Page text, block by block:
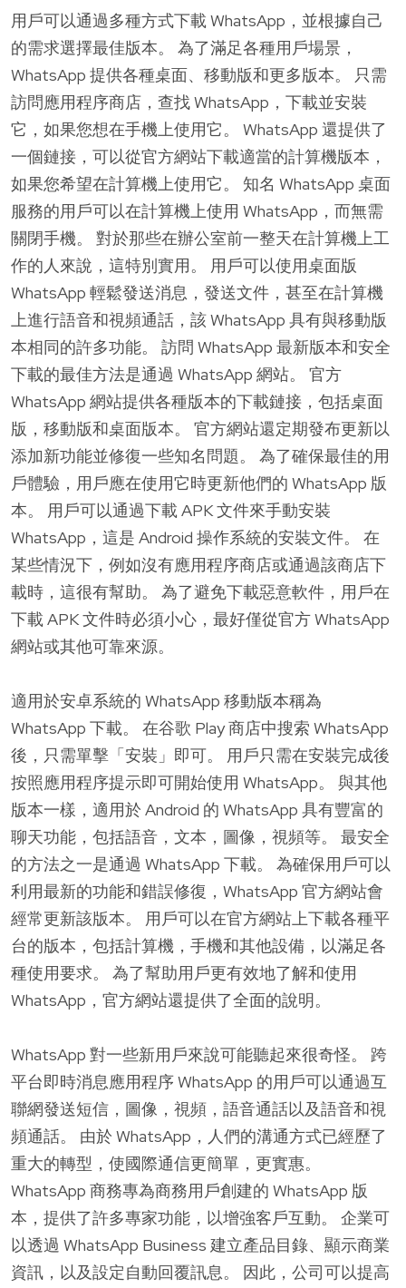
用戶可以通過多種方式下載 WhatsApp，並根據自己
的需求選擇最佳版本。 為了滿足各種用戶場景，
WhatsApp 提供各種桌面、移動版和更多版本。 只需
訪問應用程序商店，查找 WhatsApp，下載並安裝
它，如果您想在手機上使用它。 WhatsApp 還提供了
一個鏈接，可以從官方網站下載適當的計算機版本，
如果您希望在計算機上使用它。 知名 WhatsApp 桌面
服務的用戶可以在計算機上使用 WhatsApp，而無需
關閉手機。 對於那些在辦公室前一整天在計算機上工
作的人來說，這特別實用。 用戶可以使用桌面版
WhatsApp 輕鬆發送消息，發送文件，甚至在計算機
上進行語音和視頻通話，該 WhatsApp 具有與移動版
本相同的許多功能。 訪問 WhatsApp 最新版本和安全
下載的最佳方法是通過 WhatsApp 網站。 官方
WhatsApp 網站提供各種版本的下載鏈接，包括桌面
版，移動版和桌面版本。 官方網站還定期發布更新以
添加新功能並修復一些知名問題。 為了確保最佳的用
戶體驗，用戶應在使用它時更新他們的 WhatsApp 版
本。 用戶可以通過下載 APK 文件來手動安裝
WhatsApp，這是 Android 操作系統的安裝文件。 在
某些情況下，例如沒有應用程序商店或通過該商店下
載時，這很有幫助。 為了避免下載惡意軟件，用戶在
下載 APK 文件時必須小心，最好僅從官方 WhatsApp
網站或其他可靠來源。
適用於安卓系統的 WhatsApp 移動版本稱為
WhatsApp 下載。 在谷歌 Play 商店中搜索 WhatsApp
後，只需單擊「安裝」即可。 用戶只需在安裝完成後
按照應用程序提示即可開始使用 WhatsApp。 與其他
版本一樣，適用於 Android 的 WhatsApp 具有豐富的
聊天功能，包括語音，文本，圖像，視頻等。 最安全
的方法之一是通過 WhatsApp 下載。 為確保用戶可以
利用最新的功能和錯誤修復，WhatsApp 官方網站會
經常更新該版本。 用戶可以在官方網站上下載各種平
台的版本，包括計算機，手機和其他設備，以滿足各
種使用要求。 為了幫助用戶更有效地了解和使用
WhatsApp，官方網站還提供了全面的說明。
WhatsApp 對一些新用戶來說可能聽起來很奇怪。 跨
平台即時消息應用程序 WhatsApp 的用戶可以通過互
聯網發送短信，圖像，視頻，語音通話以及語音和視
頻通話。 由於 WhatsApp，人們的溝通方式已經歷了
重大的轉型，使國際通信更簡單，更實惠。
WhatsApp 商務專為商務用戶創建的 WhatsApp 版
本，提供了許多專家功能，以增強客戶互動。 企業可
以透過 WhatsApp Business 建立產品目錄、顯示商業
資訊，以及設定自動回覆訊息。 因此，公司可以提高